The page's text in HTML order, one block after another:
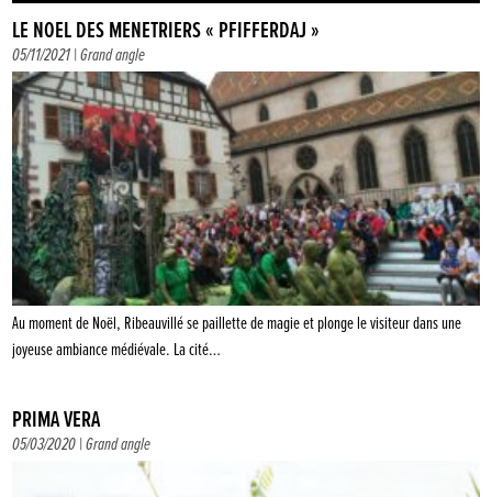
LE NOËL DES MÉNÉTRIERS « PFIFFERDAJ »
05/11/2021 |Grand angle
Au moment de Noël, Ribeauvillé se paillette de magie et plonge le visiteur dans une
joyeuse ambiance médiévale. La cité…
PRIMA VERA
05/03/2020 |Grand angle